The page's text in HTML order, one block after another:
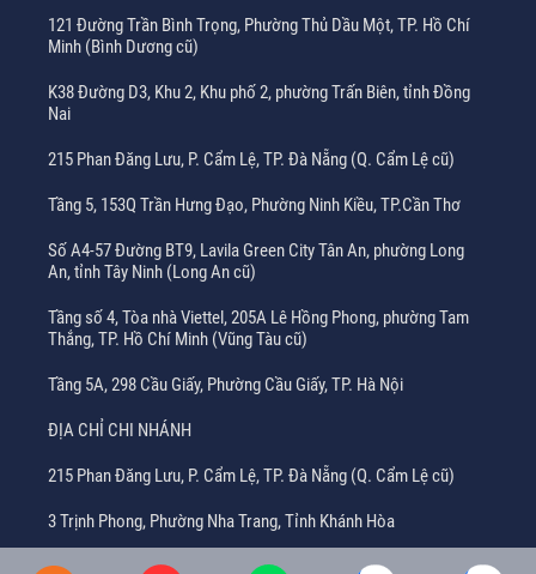
121 Đường Trần Bình Trọng, Phường Thủ Dầu Một, TP. Hồ Chí
Minh (Bình Dương cũ)
K38 Đường D3, Khu 2, Khu phố 2, phường Trấn Biên, tỉnh Đồng
Nai
215 Phan Đăng Lưu, P. Cẩm Lệ, TP. Đà Nẵng (Q. Cẩm Lệ cũ)
Tầng 5, 153Q Trần Hưng Đạo, Phường Ninh Kiều, TP.Cần Thơ
Số A4-57 Đường BT9, Lavila Green City Tân An, phường Long
An, tỉnh Tây Ninh (Long An cũ)
Tầng số 4, Tòa nhà Viettel, 205A Lê Hồng Phong, phường Tam
Thắng, TP. Hồ Chí Minh (Vũng Tàu cũ)
Tầng 5A, 298 Cầu Giấy, Phường Cầu Giấy, TP. Hà Nội
ĐỊA CHỈ CHI NHÁNH
215 Phan Đăng Lưu, P. Cẩm Lệ, TP. Đà Nẵng (Q. Cẩm Lệ cũ)
3 Trịnh Phong, Phường Nha Trang, Tỉnh Khánh Hòa